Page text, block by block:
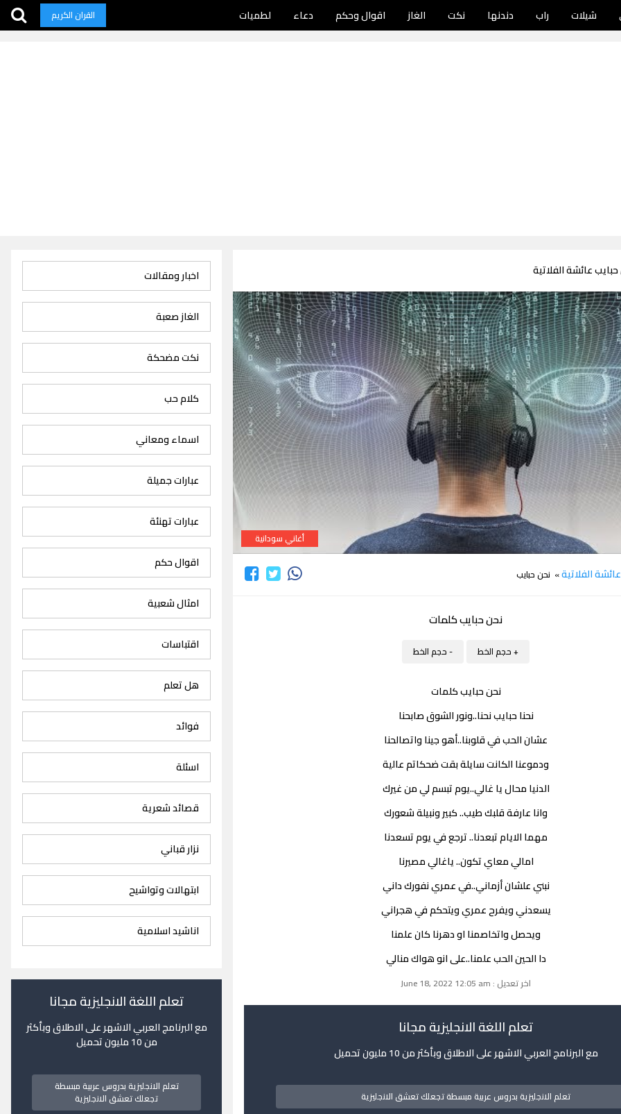
شيلات راب دندنها نكت الغاز اقوال وحكم دعاء لطميات القران الكريم
عائشة الفلاتية
أغاني سودانية
عائشة الفلاتية» نحن حبايب
نحن حبايب كلمات
+ حجم الخط - حجم الخط
نحن حبايب كلمات
نحنا حبايب نحنا..ونور الشوق صابحنا
عشان الحب في قلوبنا..أهو جينا واتصالحنا
ودموعنا الكانت سايلة بقت ضحكاتم عالية
الدنيا محال يا غالي..يوم تبسم لي من غيرك
وانا عارفة قلبك طيب.. كبير ونبيلة شعورك
مهما الايام تبعدنا.. ترجع في يوم تسعدنا
امالي معاي تكون.. ياغالي مصيرنا
نبني علشان أزماني..في عمري نفورك داني
يسعدني ويفرح عمري ويتحكم في هجراني
ويحصل واتخاصمنا او دهرنا كان علمنا
دا الحين الحب علمنا..على انو هواك منالي
اخر تعديل : June 18, 2022 12:05 am
تعلم اللغة الانجليزية مجانا
مع البرنامج العربي الاشهر على الاطلاق وبأكثر من 10 مليون تحميل
تعلم الانجليزية بدروس عربية مبسطة تجعلك تعشق الانجليزية
اخبار ومقالات
الغاز صعبة
نكت مضحكة
كلام حب
اسماء ومعاني
عبارات جميلة
عبارات تهنئة
اقوال حكم
امثال شعبية
اقتباسات
هل تعلم
فوائد
اسئلة
قصائد شعرية
نزار قباني
ابتهالات وتواشيح
اناشيد اسلامية
تعلم اللغة الانجليزية مجانا
مع البرنامج العربي الاشهر على الاطلاق وبأكثر
من 10 مليون تحميل
تعلم الانجليزية بدروس عربية مبسطة
تجعلك تعشق الانجليزية